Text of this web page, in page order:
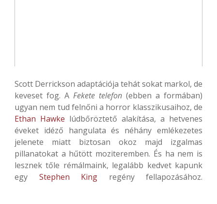
Scott Derrickson adaptációja tehát sokat markol, de
keveset fog. A Fekete telefon (ebben a formában)
ugyan nem tud felnőni a horror klasszikusaihoz, de
Ethan Hawke lúdbőröztető alakítása, a hetvenes
éveket idéző hangulata és néhány emlékezetes
jelenete miatt biztosan okoz majd izgalmas
pillanatokat a hűtött moziteremben. És ha nem is
lesznek tőle rémálmaink, legalább kedvet kapunk
egy Stephen King regény fellapozásához.